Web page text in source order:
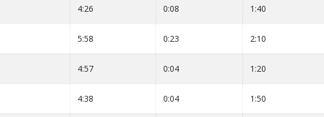
4:26 0:08 1:40
5:58 0:23 2:10
4:57 0:04 1:20
4:38 0:04 1:50